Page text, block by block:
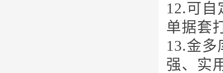
12.可
单据套
13.金多
强、实